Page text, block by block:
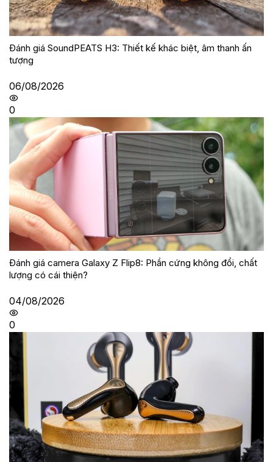
Đánh giá SoundPEATS H3: Thiết kế khác biệt, âm thanh ấn
tượng
06/08/2026
0
Đánh giá camera Galaxy Z Flip8: Phần cứng không đổi, chất
lượng có cái thiện?
04/08/2026
0